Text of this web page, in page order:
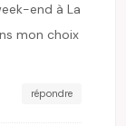
end à La
mon choix
répondre